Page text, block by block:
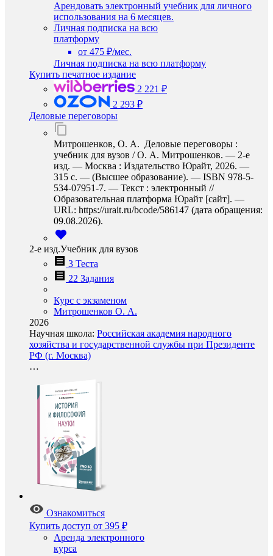
Арендовать электронный учебник для личного
использования на 6 месяцев.
Личная подписка на всю
платформу
от 475 ₽/мес.
Личная подписка на всю платформу
Купить печатное издание
2 221 ₽
2 293 ₽
Деловые переговоры
Митрошенков, О. А. Деловые переговоры :
учебник для вузов / О. А. Митрошенков. — 2-е
изд. — Москва : Издательство Юрайт, 2026. —
315 с. — (Высшее образование). — ISBN 978-5-
534-07951-7. — Текст : электронный //
Образовательная платформа Юрайт [сайт]. —
URL: https://urait.ru/bcode/586147 (дата обращения:
09.08.2026).
2-е изд.Учебник для вузов
3 Теста
22 Задания
Курс с экзаменом
Митрошенков О. А.
2026
Научная школа: Российская академия народного
хозяйства и государственной службы при Президенте
РФ (г. Москва)
…
Ознакомиться
Купить доступ от 395 ₽
Аренда электронного
курса